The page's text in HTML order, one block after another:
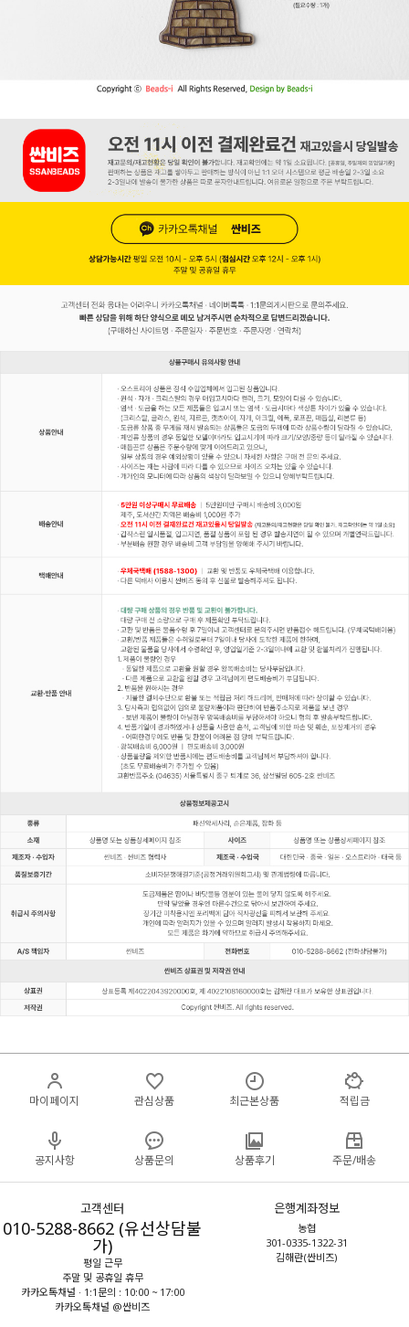
마이페이지 관심상품 최근본상품 적립금
공지사항 상품문의 상품후기 주문/배송
고객센터
010-5288-8662 (유선상담불
가)
평일 근무
주말 및 공휴일 휴무
카카오톡채널 · 1:1문의 : 10:00 ~ 17:00
카카오톡채널 @싼비즈
은행계좌정보
농협
301-0335-1322-31
김해란(싼비즈)